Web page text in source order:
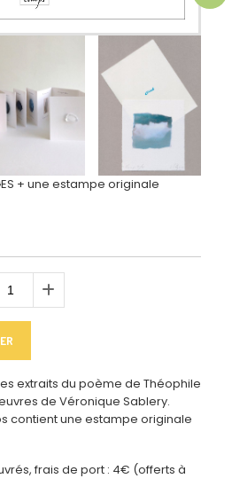
+ une estampe originale
extraits du poème de Théophile
de Véronique Sablery.
contient une estampe originale
frais de port : 4€ (offerts à